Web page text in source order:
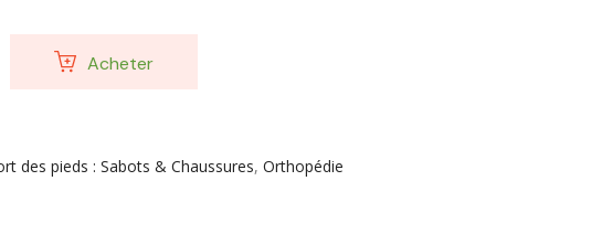
Acheter
des pieds : Sabots & Chaussures, Orthopédie